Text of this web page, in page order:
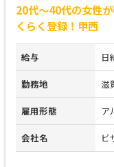
20代～40代の女性
くらく登録！甲西
給与 日
勤務地 滋
雇用形態 ア
会社名 ビ